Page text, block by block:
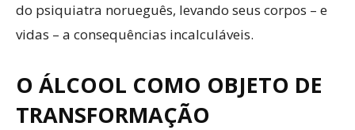
do psiquiatra norueguês, levando seus corpos – e
vidas – a consequências incalculáveis.
O ÁLCOOL COMO OBJETO DE
TRANSFORMAÇÃO